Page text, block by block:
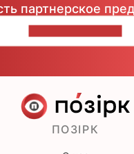
партнерское
ПОЗІРК